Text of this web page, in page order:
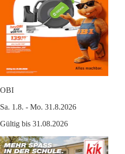
OBI
Sa. 1.8. - Mo. 31.8.2026
Gültig bis 31.08.2026